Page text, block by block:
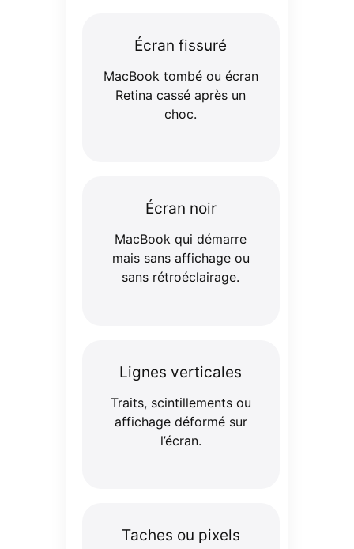
Écran fissuré
MacBook tombé ou écran
Retina cassé après un
choc.
Écran noir
MacBook qui démarre
mais sans affichage ou
sans rétroéclairage.
Lignes verticales
Traits, scintillements ou
affichage déformé sur
l’écran.
Taches ou pixels